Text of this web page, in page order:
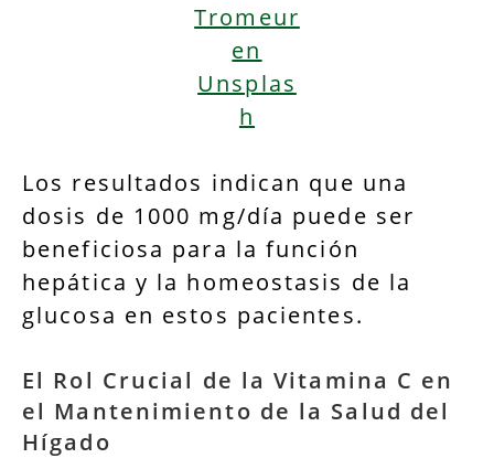
Tromeur
en
Unsplas
h
Los resultados indican que una
dosis de 1000 mg/día puede ser
beneficiosa para la función
hepática y la homeostasis de la
glucosa en estos pacientes.
El Rol Crucial de la Vitamina C en
el Mantenimiento de la Salud del
Hígado